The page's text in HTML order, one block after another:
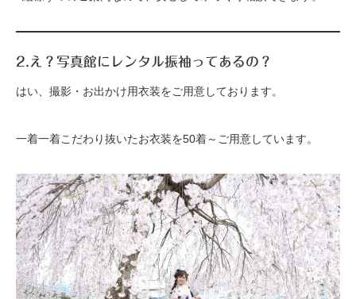
2.え？写真館にレンタル振袖ってあるの？
はい、撮影・お出かけ用衣装をご用意しております。
一着一着こだわり抜いたお衣装を50着～ご用意しています。